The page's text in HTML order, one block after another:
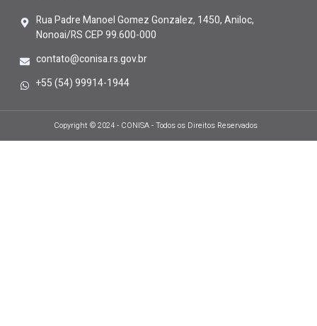
Rua Padre Manoel Gomez Gonzalez, 1450, Aniloc,
Nonoai/RS CEP 99.600-000
contato@conisa.rs.gov.br
+55 (54) 99914-1944
Copyright © 2024 - CONISA - Todos os Direitos Reservados